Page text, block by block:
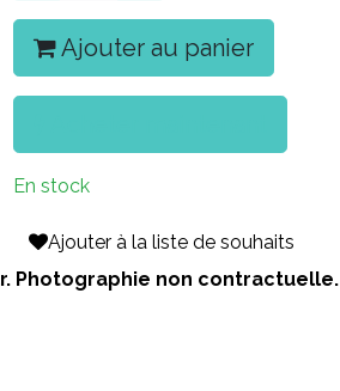
Ajouter au panier
En stock
Ajouter à la liste de souhaits
Photographie non contractuelle.